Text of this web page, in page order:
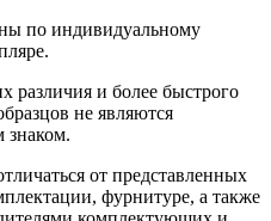
по индивидуальному
различия и более быстрого
не являются
знаком.
от представленных
фурнитуре, а также